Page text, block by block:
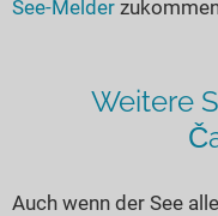
alle Länder…
See-Melder
Weitere
Auch wenn der See